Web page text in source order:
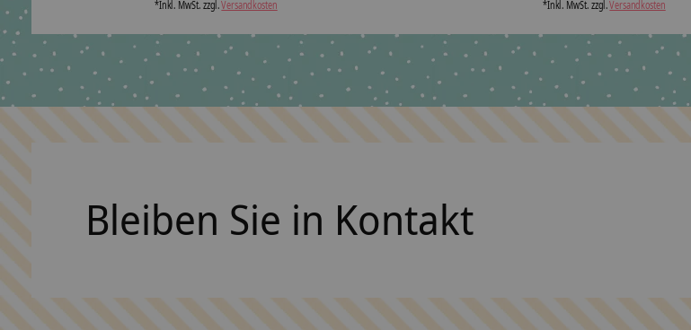
*Inkl. MwSt. zzgl.Versandkosten *Inkl. MwSt. zzgl.Versandkosten
Bleiben Sie in Kontakt